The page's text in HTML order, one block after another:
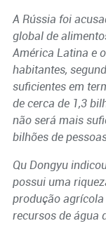
A Rússia foi
global de
América Latina e
habitantes,
suficientes em
de cerca de 1,3
não será mais
bilhões de
Qu Dongyu
possui uma
produção agrícola
recursos de água